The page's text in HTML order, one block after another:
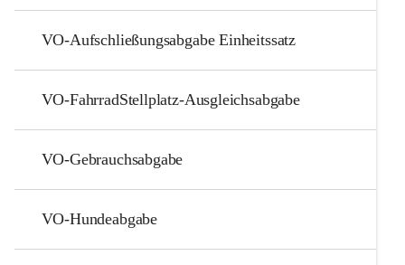
VO-Aufschließungsabgabe Einheitssatz
VO-FahrradStellplatz-Ausgleichsabgabe
VO-Gebrauchsabgabe
VO-Hundeabgabe